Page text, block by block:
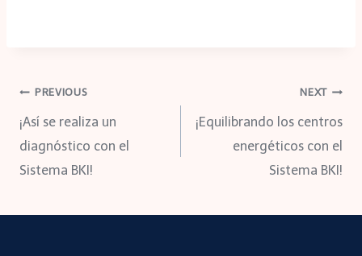
Navegación
de
PREVIOUS
¡Así se realiza un
diagnóstico con el
Sistema BKI!
NEXT
¡Equilibrando los centros
energéticos con el
Sistema BKI!